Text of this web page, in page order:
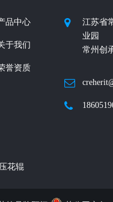
品中心
于我们
誉资质
江苏省
业园
常州创
压花辊